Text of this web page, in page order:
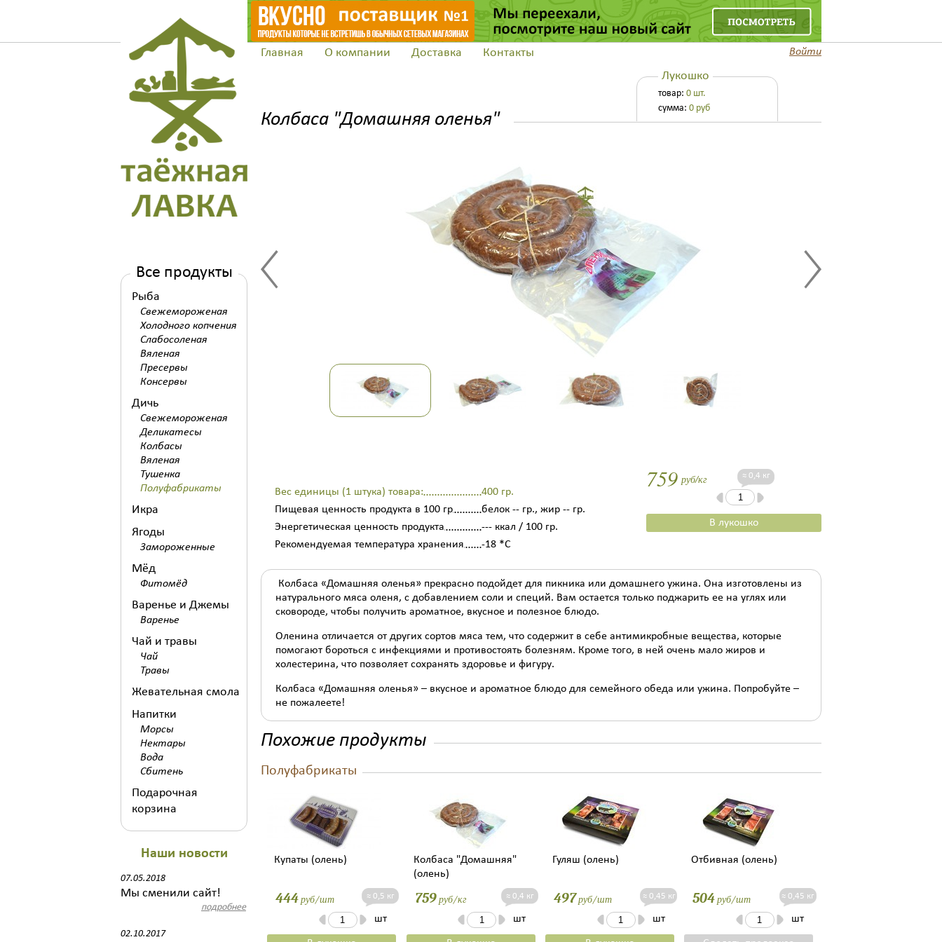
Все продукты
Рыба
Свежемороженая
Холодного копчения
Слабосоленая
Вяленая
Пресервы
Консервы
Дичь
Свежемороженая
Деликатесы
Колбасы
Вяленая
Тушенка
Полуфабрикаты
Икра
Ягоды
Замороженные
Мёд
Фитомёд
Варенье и Джемы
Варенье
Чай и травы
Чай
Травы
Жевательная смола
Напитки
Морсы
Нектары
Вода
Сбитень
Подарочная
корзина
Наши новости
07.05.2018
Мы сменили сайт!
подробнее
02.10.2017
Главная О компании Доставка Контакты Войти
Лукошко
товар: 0 шт.
сумма: 0 руб
Колбаса "Домашняя оленья"
Вес единицы (1 штука) товара:
400 гр.
Пищевая ценность продукта в 100 гр
белок -- гр., жир -- гр.
Энергетическая ценность продукта
--- ккал / 100 гр.
Рекомендуемая температура хранения
-18 *C
759 руб/кг ≈ 0,4 кг
В лукошко
Колбаса «Домашняя оленья» прекрасно подойдет для пикника или домашнего ужина. Она изготовлены из
натурального мяса оленя, с добавлением соли и специй. Вам остается только поджарить ее на углях или
сковороде, чтобы получить ароматное, вкусное и полезное блюдо.
Оленина отличается от других сортов мяса тем, что содержит в себе антимикробные вещества, которые
помогают бороться с инфекциями и противостоять болезням. Кроме того, в ней очень мало жиров и
холестерина, что позволяет сохранять здоровье и фигуру.
Колбаса «Домашняя оленья» – вкусное и ароматное блюдо для семейного обеда или ужина. Попробуйте –
не пожалеете!
Похожие продукты
Полуфабрикаты
Купаты (олень)
444руб/шт ≈ 0,5 кг
шт
Колбаса "Домашняя"
(олень)
759руб/кг ≈ 0,4 кг
шт
Гуляш (олень)
497руб/шт ≈ 0,45 кг
шт
Отбивная (олень)
504руб/шт ≈ 0,45 кг
шт